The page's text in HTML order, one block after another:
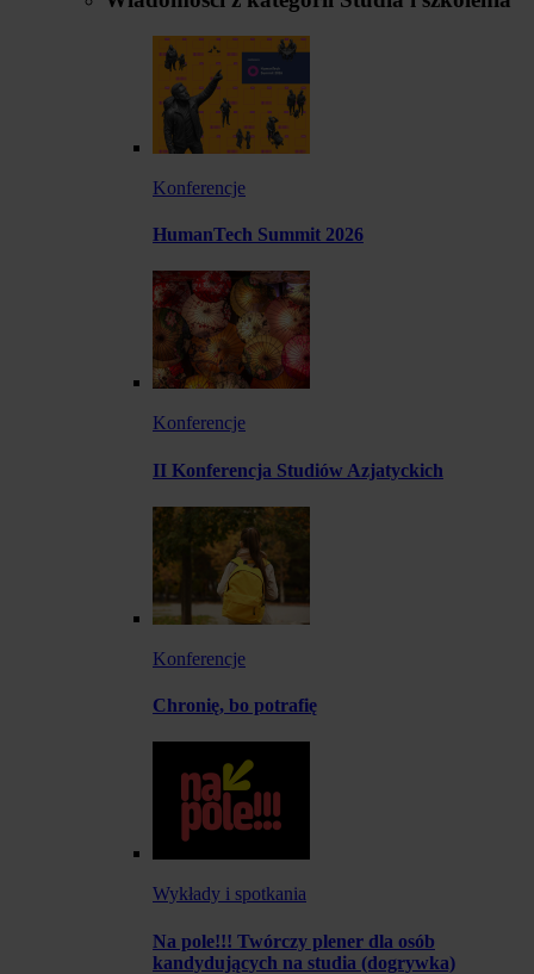
Konferencje
HumanTech Summit 2026
Konferencje
II Konferencja Studiów Azjatyckich
Konferencje
Chronię, bo potrafię
Wykłady i spotkania
Na pole!!! Twórczy plener dla osób
kandydujących na studia (dogrywka)